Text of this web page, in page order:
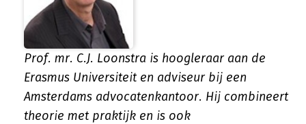
Prof. mr. C.J. Loonstra is hoogleraar aan de
Erasmus Universiteit en adviseur bij een
Amsterdams advocatenkantoor. Hij combineert
theorie met praktijk en is ook